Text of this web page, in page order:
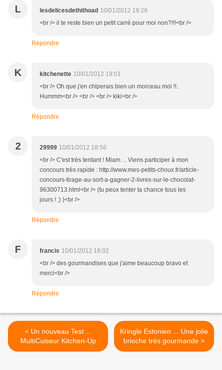
L lesdelicesdethithoad 10/01/2012 19:26
<br /> il te reste bien un petit carré pour moi non?!!!<br />
Répondre
K kitchenette 10/01/2012 19:01
<br /> Oh que j'en chiperais bien un morceau moi !!..
Hummm<br /> <br /> <br /> kiki<br />
Répondre
2 29999 10/01/2012 18:56
<br /> C'est très tentant ! Miam ... Viens participer à mon
concours très rapide : http://www.mes-petits-choux.fr/article-
concours-tirage-au-sort-a-gagner-2-livres-sur-le-chocolat-
96300713.html<br /> (tu peux tenter ta chance tous les
jours ! ;) )<br />
Répondre
F francis 10/01/2012 18:02
<br /> des gourmandises que j'aime beaucoup bravo et
merci<br />
Répondre
< Un nouveau Test ...
MultiCuiseur Kitchen-Up
Kringle Estonien ... Une jolie
brioche très gourmande >